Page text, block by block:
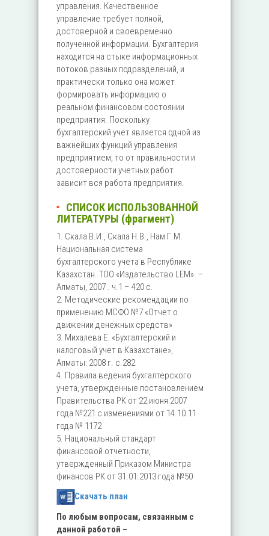
управления. Качественное
управление требует полной,
достоверной и своевременно
полученной информации. Бухгалтерия
находится на стыке информационных
потоков разных подразделений, и
практически только она может
формировать информацию о
реальном финансовом состоянии
предприятия. Поскольку
бухгалтерский учет является одной из
важнейших функций управления
предприятием, то от правильности и
достоверности учетных работ
зависит вся работа предприятия.
СПИСОК ИСПОЛЬЗОВАННОЙ
ЛИТЕРАТУРЫ (фрагмент)
1. Скала В.И., Скала Н.В., Нам Г.М.
Национальная система
бухгалтерского учета в Республике
Казахстан. ТОО «Издательство LEM». –
Алматы, 2007 . ч.1 – 420 с.
2. Методические рекомендации по
применению МСФО №7 «Отчет о
движении денежных средств»
3. Михалева Е. «Бухгалтерский и
налоговый учет в Казахстане»,
Алматы: 2008 г. c.282
4. Правила ведения бухгалтерского
учета, утвержденные постановлением
Правительства РК от 22 июня 2007
года №221 с изменениями от 14.10.11
года № 1172
5. Национальный стандарт
финансовой отчетности,
утвержденный Приказом Министра
финансов РК от 31.01.2013 года №50
Скачать план
По любым вопросам, связанным с
данной работой –